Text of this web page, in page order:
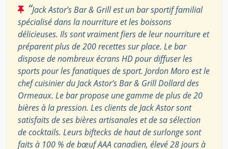
“Jack Astor’s Bar & Grill est un bar sportif familial
spécialisé dans la nourriture et les boissons
délicieuses. Ils sont vraiment fiers de leur nourriture et
préparent plus de 200 recettes sur place. Le bar
dispose de nombreux écrans HD pour diffuser les
sports pour les fanatiques de sport. Jordon Moro est le
chef cuisinier du Jack Astor’s Bar & Grill Dollard des
Ormeaux. Le bar propose une gamme de plus de 20
bières à la pression. Les clients de Jack Astor sont
satisfaits de ses bières artisanales et de sa sélection
de cocktails. Leurs biftecks de haut de surlonge sont
faits à 100 % de bœuf AAA canadien, élevé 28 jours à